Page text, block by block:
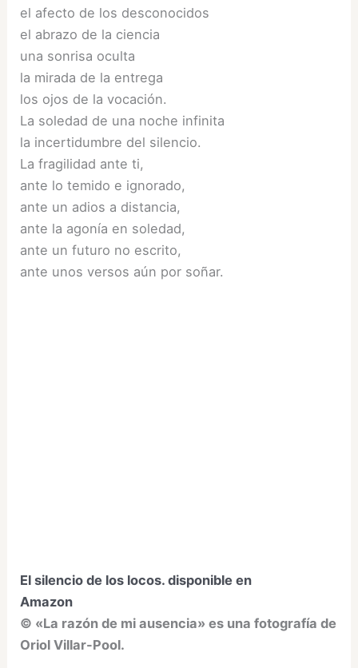
el afecto de los desconocidos
el abrazo de la ciencia
una sonrisa oculta
la mirada de la entrega
los ojos de la vocación.
La soledad de una noche infinita
la incertidumbre del silencio.
La fragilidad ante ti,
ante lo temido e ignorado,
ante un adios a distancia,
ante la agonía en soledad,
ante un futuro no escrito,
ante unos versos aún por soñar.
El silencio de los locos. disponible en
Amazon
© «La razón de mi ausencia» es una fotografía de
Oriol Villar-Pool.